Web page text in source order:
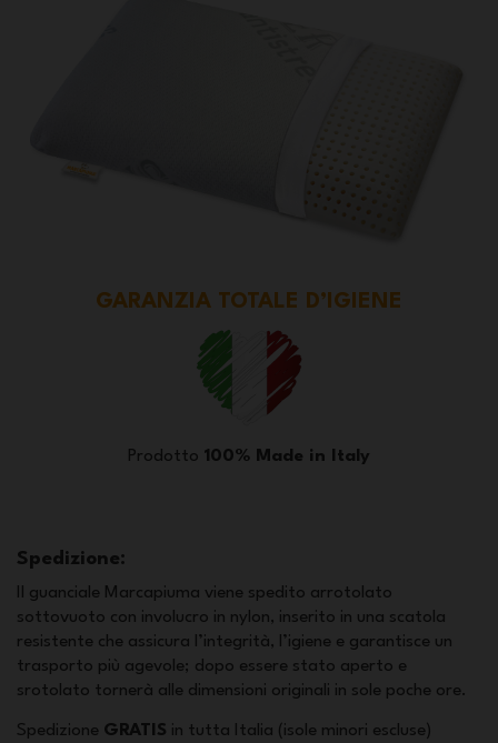
GARANZIA TOTALE D’IGIENE
Prodotto 100% Made in Italy
Spedizione:
Il guanciale Marcapiuma viene spedito arrotolato
sottovuoto con involucro in nylon, inserito in una scatola
resistente che assicura l’integrità, l’igiene e garantisce un
trasporto più agevole; dopo essere stato aperto e
srotolato tornerà alle dimensioni originali in sole poche ore.
Spedizione GRATIS in tutta Italia (isole minori escluse)